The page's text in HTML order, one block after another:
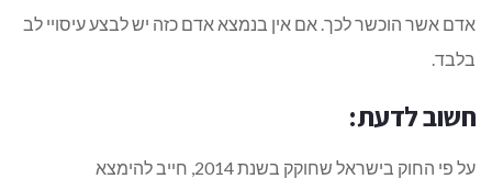
אדם אשר הוכשר לכך. אם אין בנמצא אדם כזה יש לבצע עיסויי לב
בלבד.
חשוב לדעת:
על פי החוק בישראל שחוקק בשנת 2014, חייב להימצא